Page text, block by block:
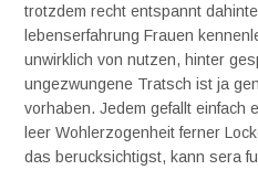
trotzdem recht entspannt
lebenserfahrung Frauen
unwirklich von nutzen, hinter
ungezwungene Tratsch ist ja
vorhaben. Jedem gefallt einfach
leer Wohlerzogenheit ferner
das berucksichtigst, kann sera